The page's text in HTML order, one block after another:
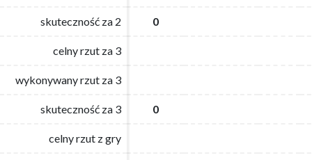
skuteczność za 2 0
celny rzut za 3
wykonywany rzut za 3
skuteczność za 3 0
celny rzut z gry
skuteczność za 2 0
celny rzut za 3
wykonywany rzut za 3
skuteczność za 3 0
celny rzut z gry